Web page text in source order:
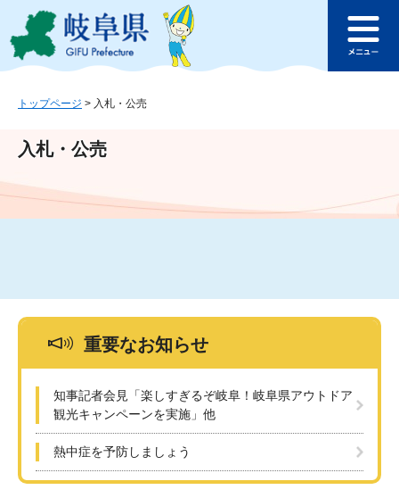
ジ
ュ
文
このページの本文へ
ュ
トップページ > 入札・公売
入札・公売
重要なお知らせ
知事記者会見「楽しすぎるぞ岐阜！岐阜県アウトドア
観光キャンペーンを実施」他
熱中症を予防しましょう